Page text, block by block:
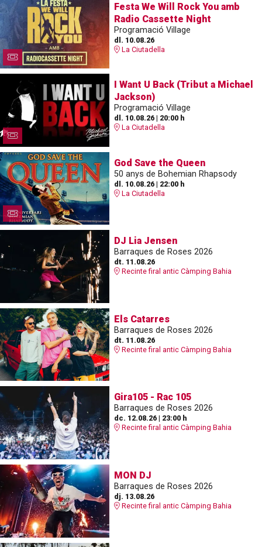
Festa We Will Rock You amb
Radio Cassette Night
Programació Village
dl. 10.08.26
La Ciutadella
I Want U Back (Tribut a Michael
Jackson)
Programació Village
dl. 10.08.26| 20:00 h
La Ciutadella
God Save the Queen
50 anys de Bohemian Rhapsody
dl. 10.08.26| 22:00 h
La Ciutadella
DJ Lia Jensen
Barraques de Roses 2026
dt. 11.08.26
Recinte firal antic Càmping Bahia
Els Catarres
Barraques de Roses 2026
dt. 11.08.26
Recinte firal antic Càmping Bahia
Gira105 - Rac 105
Barraques de Roses 2026
dc. 12.08.26| 23:00 h
Recinte firal antic Càmping Bahia
MON DJ
Barraques de Roses 2026
dj. 13.08.26
Recinte firal antic Càmping Bahia